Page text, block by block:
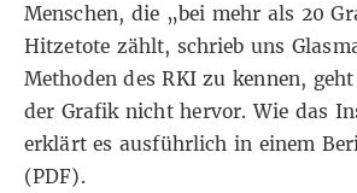
Menschen, die „bei mehr als 20
Hitzetote zählt, schrieb uns
Methoden des RKI zu kennen,
der Grafik nicht hervor. Wie das
erklärt es ausführlich in einem
(PDF).